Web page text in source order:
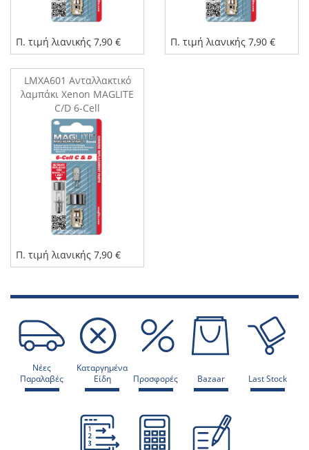
Π. τιμή λιανικής 7,90 € Π. τιμή λιανικής 7,90 €
LMXA601 Ανταλλακτικό
λαμπάκι Xenon MAGLITE
C/D 6-Cell
Π. τιμή λιανικής 7,90 €
Νέες
Παραλαβές
Καταργημένα
Είδη
Προσφορές Bazaar Last Stock